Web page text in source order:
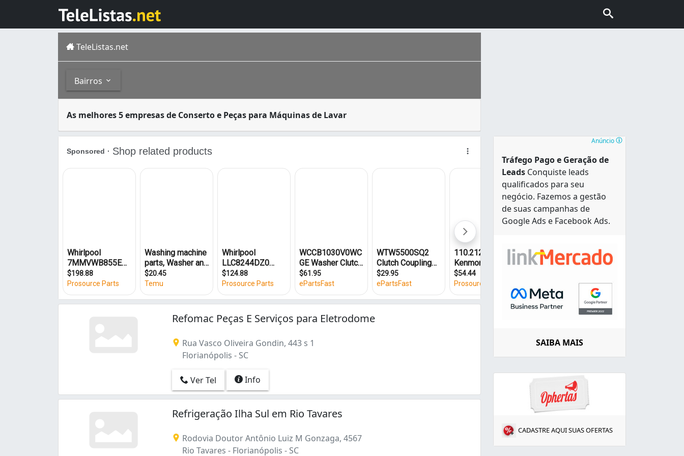
TeleListas.net
Bairros
Agronômica (1)
Balneário (1)
Centro (2)
Sambaqui (1)
Trindade (1)
As melhores 5 empresas de Conserto e Peças para Máquinas de Lavar
Florianópolis é um municípiode Santa Catarina. É a capital do estado, é chamada carinhosamente de “Floripa” e também conhecida como “Ilha da magia”. É
Refomac Peças E Serviços para Eletrodome
Rua Vasco Oliveira Gondin, 443 s 1
Florianópolis - SC
Ver Tel Info
Refrigeração Ilha Sul em Rio Tavares
Rodovia Doutor Antônio Luiz M Gonzaga, 4567
Rio Tavares - Florianópolis - SC
Anúncio
Tráfego Pago e Geração de
Leads Conquiste leads
qualificados para seu
negócio. Fazemos a gestão
de suas campanhas de
Google Ads e Facebook Ads.
SAIBA MAIS
CADASTRE AQUI SUAS OFERTAS